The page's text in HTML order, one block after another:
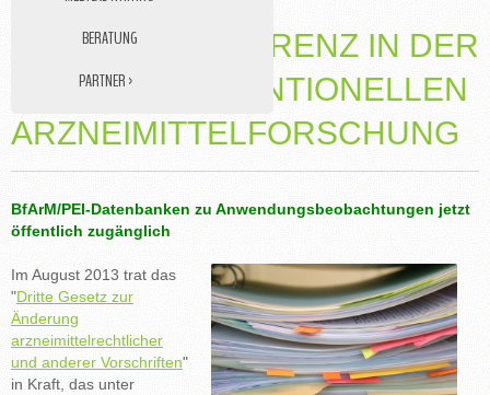
BERATUNG
PARTNER ›
DATENMANAGEMENT
STUDY NURSE
MEHR TRANSPARENZ IN DER
NICHT-INTERVENTIONELLEN
ARZNEIMITTELFORSCHUNG
BfArM/PEI-Datenbanken zu Anwendungsbeobachtungen jetzt
öffentlich zugänglich
Im August 2013 trat das
"Dritte Gesetz zur
Änderung
arzneimittelrechtlicher
und anderer Vorschriften"
in Kraft, das unter